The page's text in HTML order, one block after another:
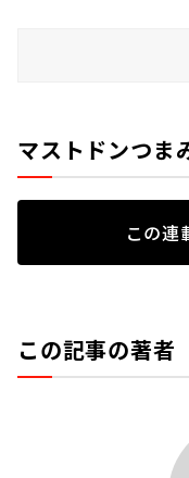
マストドンつま
この連
この記事の著者